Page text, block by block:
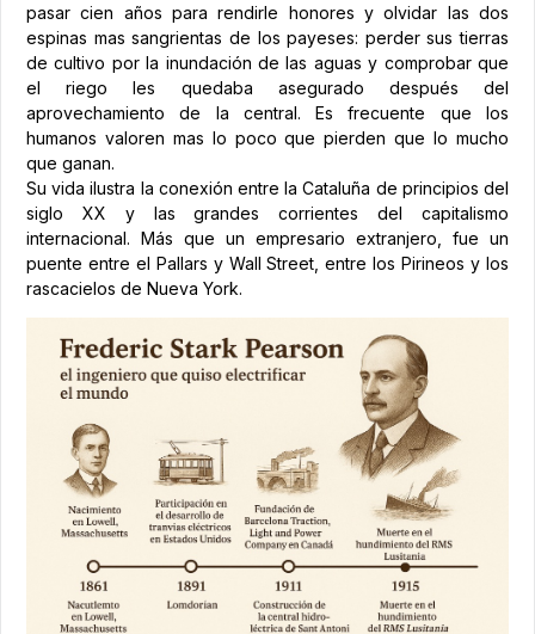
pasar cien años para rendirle honores y olvidar las dos
espinas mas sangrientas de los payeses: perder sus tierras
de cultivo por la inundación de las aguas y comprobar que
el riego les quedaba asegurado después del
aprovechamiento de la central. Es frecuente que los
humanos valoren mas lo poco que pierden que lo mucho
que ganan.
Su vida ilustra la conexión entre la Cataluña de principios del
siglo XX y las grandes corrientes del capitalismo
internacional. Más que un empresario extranjero, fue un
puente entre el Pallars y Wall Street, entre los Pirineos y los
rascacielos de Nueva York.